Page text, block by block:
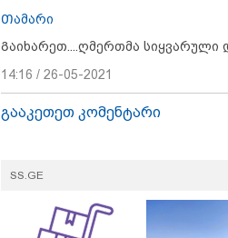
Თამარი
Გაიხარეთ....ღმერთმა სიყვარული
14:16 / 26-05-2021
გააკეთეთ კომენტარი
SS.GE